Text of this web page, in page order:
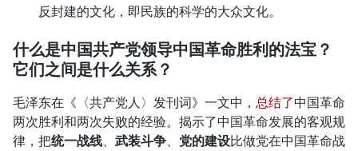
反封建的文化，即民族的科学的大众文化。
什么是中国共产党领导中国革命胜利的法宝？
它们之间是什么关系？
毛泽东在《〈共产党人〉发刊词》一文中， 总结了中国革命
两次胜利和两次失败的经验。揭示了中国革命发展的客观规
律，把统一战线、 武装斗争、 党的建设比做党在中国革命战